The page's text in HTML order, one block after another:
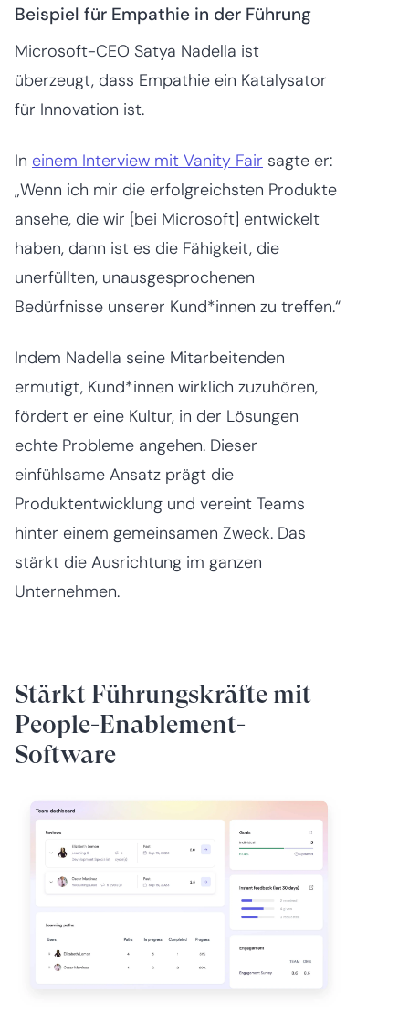
Beispiel für Empathie in der Führung
Microsoft-CEO Satya Nadella ist
überzeugt, dass Empathie ein Katalysator
für Innovation ist.
In einem Interview mit Vanity Fair sagte er:
„Wenn ich mir die erfolgreichsten Produkte
ansehe, die wir [bei Microsoft] entwickelt
haben, dann ist es die Fähigkeit, die
unerfüllten, unausgesprochenen
Bedürfnisse unserer Kund*innen zu treffen.“
Indem Nadella seine Mitarbeitenden
ermutigt, Kund*innen wirklich zuzuhören,
fördert er eine Kultur, in der Lösungen
echte Probleme angehen. Dieser
einfühlsame Ansatz prägt die
Produktentwicklung und vereint Teams
hinter einem gemeinsamen Zweck. Das
stärkt die Ausrichtung im ganzen
Unternehmen.
Stärkt Führungskräfte mit
People-Enablement-
Software